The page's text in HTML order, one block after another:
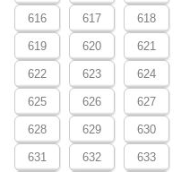
616 617 618
619 620 621
622 623 624
625 626 627
628 629 630
631 632 633